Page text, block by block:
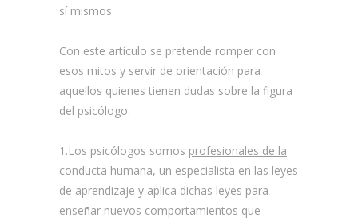
sí mismos.
Con este artículo se pretende romper con
esos mitos y servir de orientación para
aquellos quienes tienen dudas sobre la figura
del psicólogo.
1.Los psicólogos somos profesionales de la
conducta humana, un especialista en las leyes
de aprendizaje y aplica dichas leyes para
enseñar nuevos comportamientos que